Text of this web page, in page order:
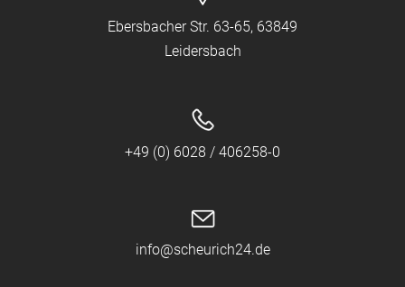
Ebersbacher Str. 63-65, 63849
Leidersbach
+49 (0) 6028 / 406258-0
info@scheurich24.de